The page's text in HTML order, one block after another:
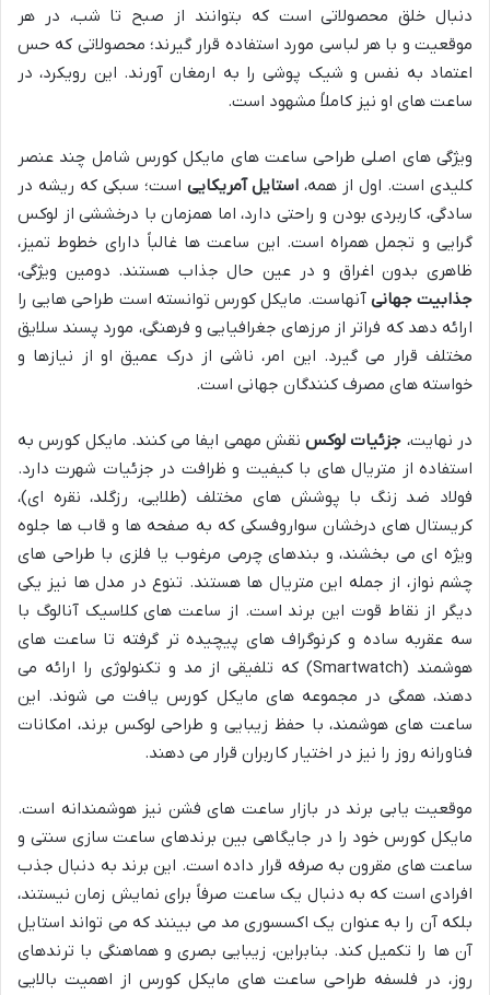
دنبال خلق محصولاتی است که بتوانند از صبح تا شب، در هر
موقعیت و با هر لباسی مورد استفاده قرار گیرند؛ محصولاتی که حس
اعتماد به نفس و شیک پوشی را به ارمغان آورند. این رویکرد، در
ساعت های او نیز کاملاً مشهود است.
ویژگی های اصلی طراحی ساعت های مایکل کورس شامل چند عنصر
کلیدی است. اول از همه، استایل آمریکایی است؛ سبکی که ریشه در
سادگی، کاربردی بودن و راحتی دارد، اما همزمان با درخششی از لوکس
گرایی و تجمل همراه است. این ساعت ها غالباً دارای خطوط تمیز،
ظاهری بدون اغراق و در عین حال جذاب هستند. دومین ویژگی،
جذابیت جهانی آنهاست. مایکل کورس توانسته است طراحی هایی را
ارائه دهد که فراتر از مرزهای جغرافیایی و فرهنگی، مورد پسند سلایق
مختلف قرار می گیرد. این امر، ناشی از درک عمیق او از نیازها و
خواسته های مصرف کنندگان جهانی است.
در نهایت، جزئیات لوکسنقش مهمی ایفا می کنند. مایکل کورس به
استفاده از متریال های با کیفیت و ظرافت در جزئیات شهرت دارد.
فولاد ضد زنگ با پوشش های مختلف (طلایی، رزگلد، نقره ای)،
کریستال های درخشان سواروفسکی که به صفحه ها و قاب ها جلوه
ویژه ای می بخشند، و بندهای چرمی مرغوب یا فلزی با طراحی های
چشم نواز، از جمله این متریال ها هستند. تنوع در مدل ها نیز یکی
دیگر از نقاط قوت این برند است. از ساعت های کلاسیک آنالوگ با
سه عقربه ساده و کرنوگراف های پیچیده تر گرفته تا ساعت های
هوشمند (Smartwatch) که تلفیقی از مد و تکنولوژی را ارائه می
دهند، همگی در مجموعه های مایکل کورس یافت می شوند. این
ساعت های هوشمند، با حفظ زیبایی و طراحی لوکس برند، امکانات
فناورانه روز را نیز در اختیار کاربران قرار می دهند.
موقعیت یابی برند در بازار ساعت های فشن نیز هوشمندانه است.
مایکل کورس خود را در جایگاهی بین برندهای ساعت سازی سنتی و
ساعت های مقرون به صرفه قرار داده است. این برند به دنبال جذب
افرادی است که به دنبال یک ساعت صرفاً برای نمایش زمان نیستند،
بلکه آن را به عنوان یک اکسسوری مد می بینند که می تواند استایل
آن ها را تکمیل کند. بنابراین، زیبایی بصری و هماهنگی با ترندهای
روز، در فلسفه طراحی ساعت های مایکل کورس از اهمیت بالایی